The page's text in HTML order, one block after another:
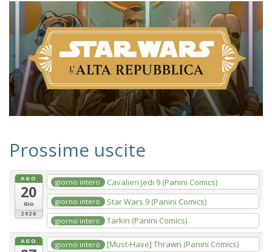
Prossime uscite
AGO
20
Gio
2026
giorno intero Cavalieri Jedi 9 (Panini Comics)
giorno intero Star Wars 9 (Panini Comics)
giorno intero Tarkin (Panini Comics)
AGO giorno intero [Must-Have] Thrawn (Panini Comics)